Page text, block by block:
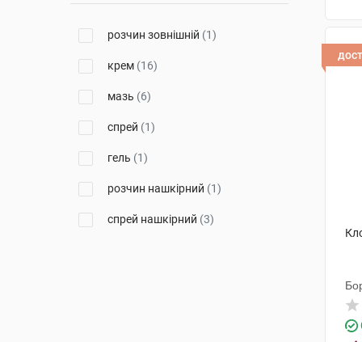
Фітофарм(1)
Халеон КХ С.а.р.л.(1)
Київмедпрепарат
Мібе ГмбХ Арцнайміттель
Органон Хейст
Феррер Інтернасіональ
Уорлд Медицин Ілач Сан. Ве
розчин зовнішній (1)
крем (16)
мазь (6)
спрей (1)
гель (1)
розчин нашкірний (1)
спрей нашкірний (3)